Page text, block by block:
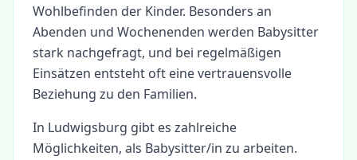
Wohlbefinden der Kinder. Besonders an
Abenden und Wochenenden werden Babysitter
stark nachgefragt, und bei regelmäßigen
Einsätzen entsteht oft eine vertrauensvolle
Beziehung zu den Familien.
In Ludwigsburg gibt es zahlreiche
Möglichkeiten, als Babysitter/in zu arbeiten.